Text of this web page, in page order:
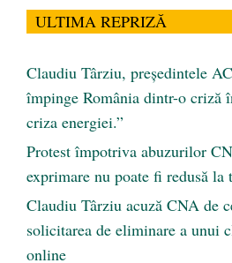
ULTIMA REPRIZĂ
Claudiu Târziu, președintele
împinge România dintr-o criză
criza energiei.”
Protest împotriva abuzurilor
exprimare nu poate fi redusă la
Claudiu Târziu acuză CNA de
solicitarea de eliminare a unui
online